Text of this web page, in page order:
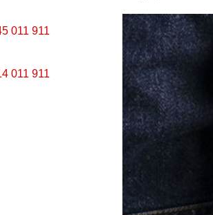
011 911
011 911